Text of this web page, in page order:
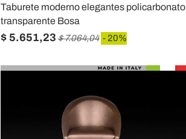
Taburete moderno elegantes policarbonato
transparente Bosa
$ 5.651,23 $ 7.064,04 - 20%